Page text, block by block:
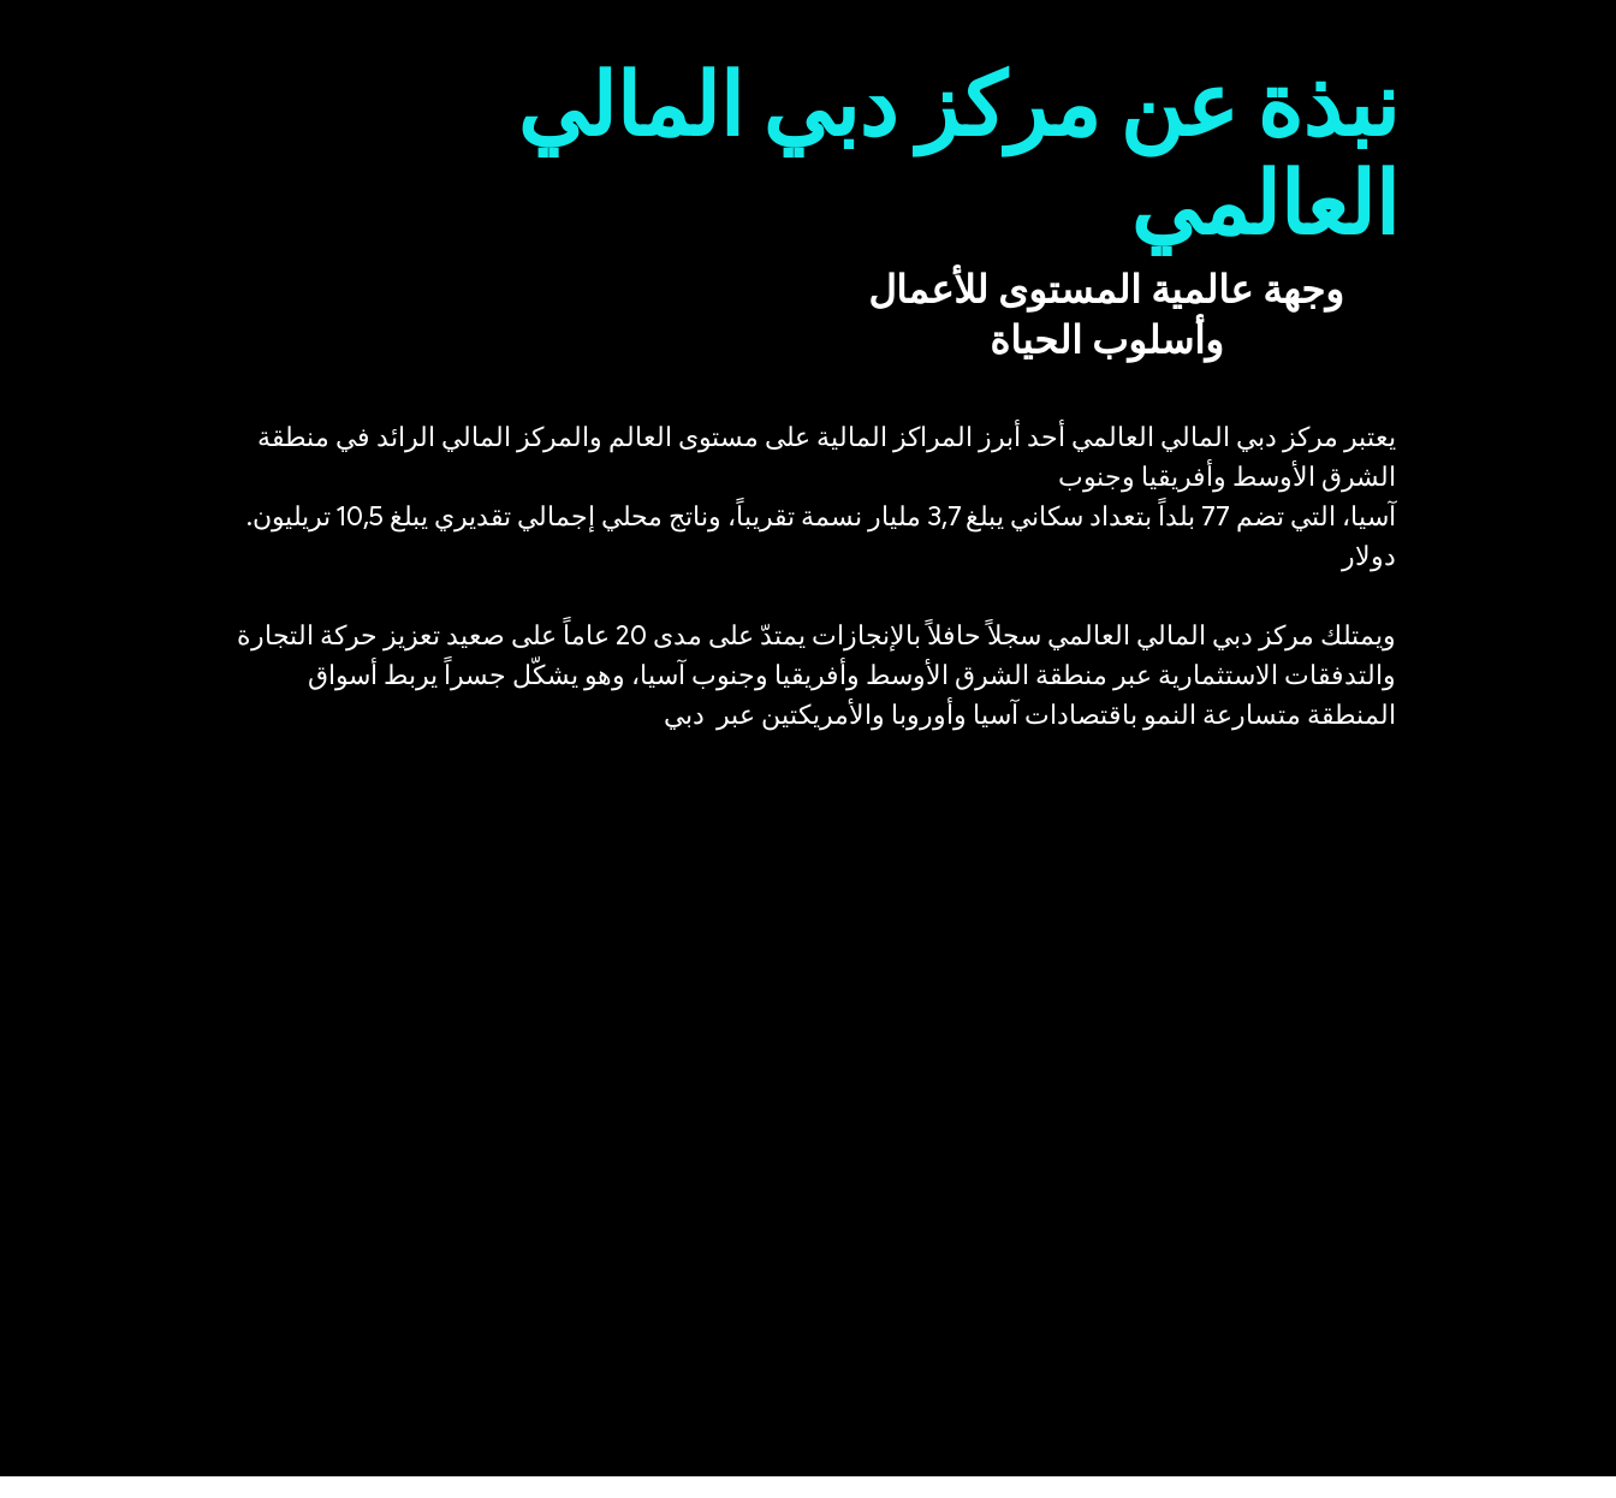
نبذة عن مركز دبي المالي
العالمي
وجهة عالمية المستوى للأعمال
وأسلوب الحياة
يعتبر مركز دبي المالي العالمي أحد أبرز المراكز المالية على مستوى العالم والمركز المالي الرائد في منطقة
الشرق الأوسط وأفريقيا وجنوب
.آسيا، التي تضم 77 بلداً بتعداد سكاني يبلغ 3,7 مليار نسمة تقريباً، وناتج محلي إجمالي تقديري يبلغ 10,5 تريليون
دولار
ويمتلك مركز دبي المالي العالمي سجلاً حافلاً بالإنجازات يمتدّ على مدى 20 عاماً على صعيد تعزيز حركة التجارة
والتدفقات الاستثمارية عبر منطقة الشرق الأوسط وأفريقيا وجنوب آسيا، وهو يشكّل جسراً يربط أسواق
المنطقة متسارعة النمو باقتصادات آسيا وأوروبا والأمريكتين عبر دبي